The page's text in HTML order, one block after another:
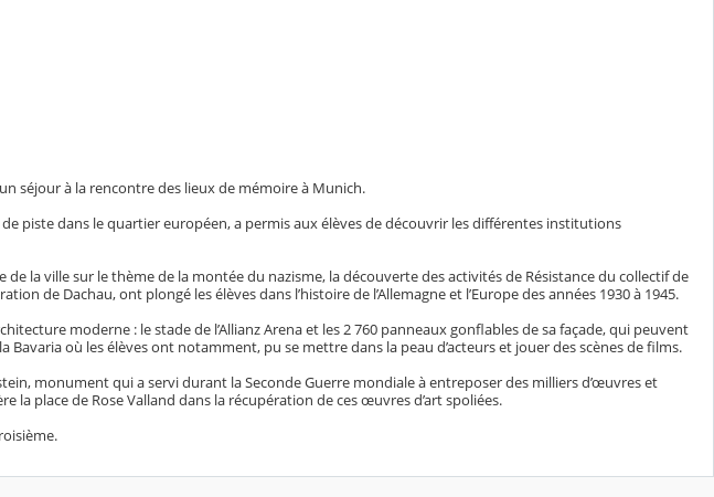
séjour à la rencontre des lieux de mémoire à Munich.
piste dans le quartier européen, a permis aux élèves de découvrir les différentes institutions
la ville sur le thème de la montée du nazisme, la découverte des activités de Résistance du collectif de
de Dachau, ont plongé les élèves dans l’histoire de l’Allemagne et l’Europe des années 1930 à 1945.
moderne : le stade de l’Allianz Arena et les 2 760 panneaux gonflables de sa façade, qui peuvent
Bavaria où les élèves ont notamment, pu se mettre dans la peau d’acteurs et jouer des scènes de films.
monument qui a servi durant la Seconde Guerre mondiale à entreposer des milliers d’œuvres et
la place de Rose Valland dans la récupération de ces œuvres d’art spoliées.